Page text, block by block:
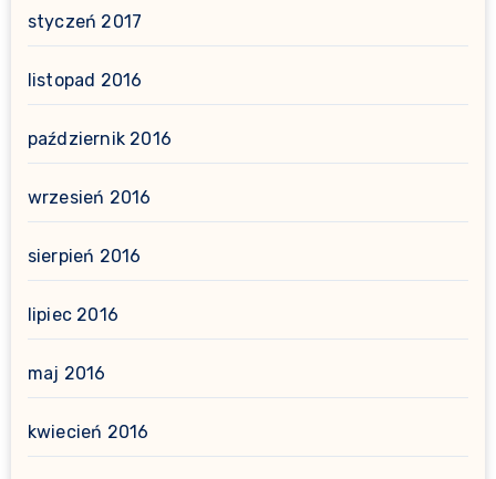
styczeń 2017
listopad 2016
październik 2016
wrzesień 2016
sierpień 2016
lipiec 2016
maj 2016
kwiecień 2016